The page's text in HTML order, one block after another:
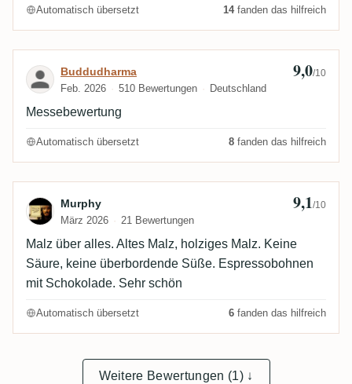
Automatisch übersetzt 14fanden das hilfreich
Bewertung von Buddudharma
Buddudharma
Feb. 2026 510 Bewertungen Deutschland
9,0/10
Messebewertung
Automatisch übersetzt 8 fanden das hilfreich
Bewertung von Murphy
Murphy
März 2026 21 Bewertungen
9,1/10
Malz über alles. Altes Malz, holziges Malz. Keine
Säure, keine überbordende Süße. Espressobohnen
mit Schokolade. Sehr schön
Automatisch übersetzt 6 fanden das hilfreich
Weitere Bewertungen (1) ↓